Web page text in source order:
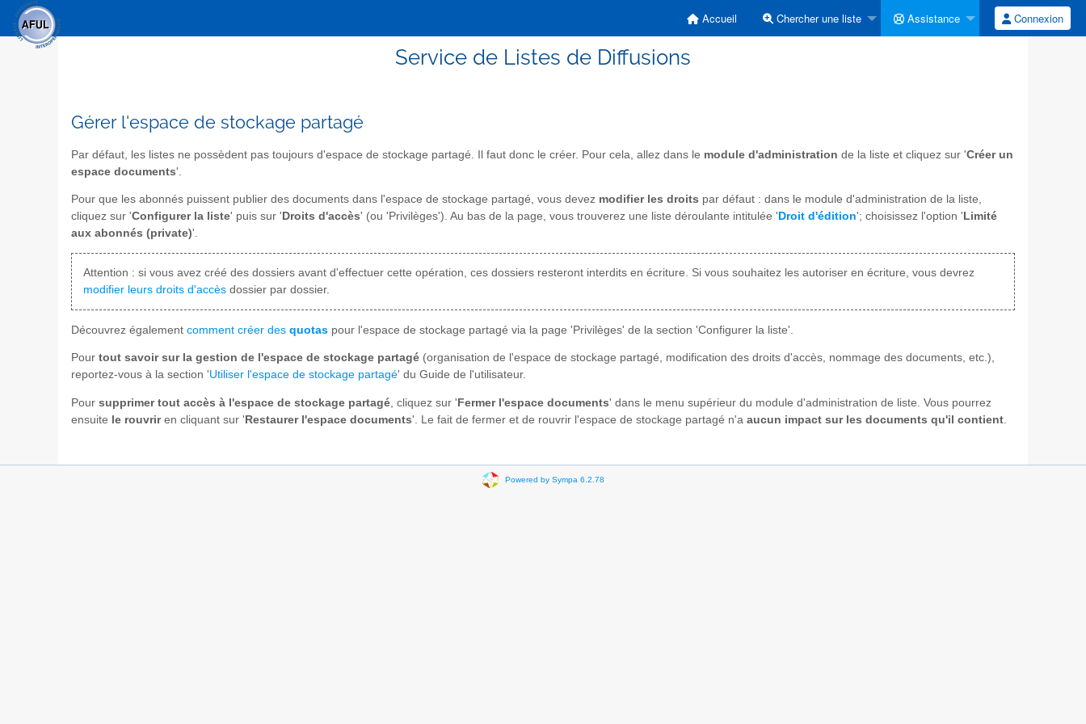
Accueil Chercher une liste Assistance Connexion
Service de Listes de Diffusions
Gérer l'espace de stockage partagé
Par défaut, les listes ne possèdent pas toujours d'espace de stockage partagé. Il faut donc le créer. Pour cela, allez dans le module d'administration de la liste et cliquez sur 'Créer un
espace documents'.
Pour que les abonnés puissent publier des documents dans l'espace de stockage partagé, vous devez modifier les droits par défaut : dans le module d'administration de la liste,
cliquez sur 'Configurer la liste' puis sur ' Droits d'accès' (ou 'Privilèges'). Au bas de la page, vous trouverez une liste déroulante intitulée ' Droit d'édition'; choisissez l'option ' Limité
aux abonnés (private)'.
Attention : si vous avez créé des dossiers avant d'effectuer cette opération, ces dossiers resteront interdits en écriture. Si vous souhaitez les autoriser en écriture, vous devrez
modifier leurs droits d'accèsdossier par dossier.
Découvrez également comment créer des quotas pour l'espace de stockage partagé via la page 'Privilèges' de la section 'Configurer la liste'.
Pour tout savoir sur la gestion de l'espace de stockage partagé (organisation de l'espace de stockage partagé, modification des droits d'accès, nommage des documents, etc.),
reportez-vous à la section 'Utiliser l'espace de stockage partagé' du Guide de l'utilisateur.
Pour supprimer tout accès à l'espace de stockage partagé , cliquez sur ' Fermer l'espace documents' dans le menu supérieur du module d'administration de liste. Vous pourrez
ensuite le rouvriren cliquant sur ' Restaurer l'espace documents'. Le fait de fermer et de rouvrir l'espace de stockage partagé n'a aucun impact sur les documents qu'il contient
Powered by Sympa 6.2.78